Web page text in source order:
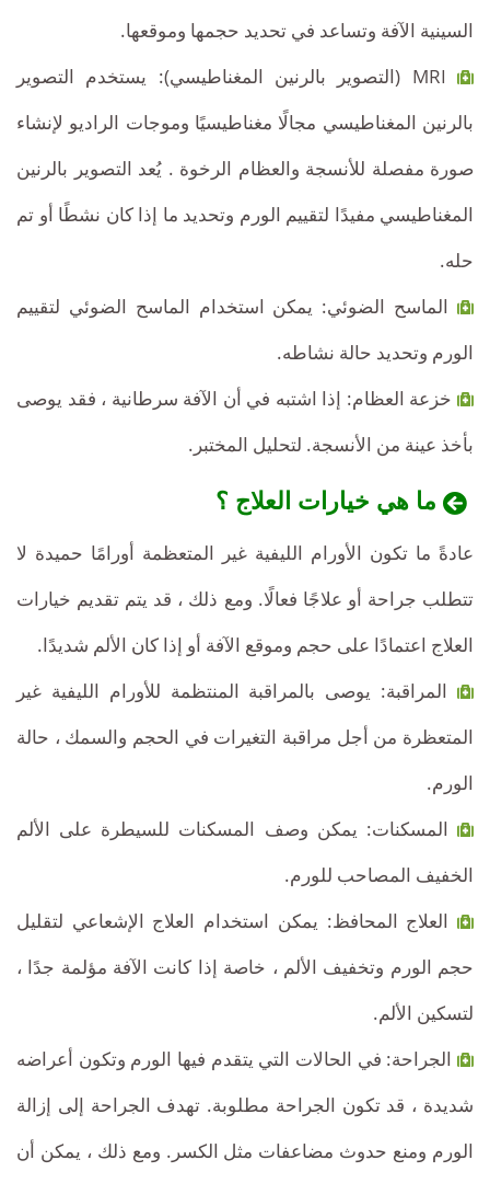
السينية الآفة وتساعد في تحديد حجمها وموقعها.
MRI (التصوير بالرنين المغناطيسي): يستخدم التصوير
بالرنين المغناطيسي مجالًا مغناطيسيًا وموجات الراديو لإنشاء
صورة مفصلة للأنسجة والعظام الرخوة . يُعد التصوير بالرنين
المغناطيسي مفيدًا لتقييم الورم وتحديد ما إذا كان نشطًا أو تم
حله.
الماسح الضوئي: يمكن استخدام الماسح الضوئي لتقييم
الورم وتحديد حالة نشاطه.
خزعة العظام: إذا اشتبه في أن الآفة سرطانية ، فقد يوصى
بأخذ عينة من الأنسجة. لتحليل المختبر.
ما هي خيارات العلاج ؟
عادةً ما تكون الأورام الليفية غير المتعظمة أورامًا حميدة لا
تتطلب جراحة أو علاجًا فعالًا. ومع ذلك ، قد يتم تقديم خيارات
العلاج اعتمادًا على حجم وموقع الآفة أو إذا كان الألم شديدًا.
المراقبة: يوصى بالمراقبة المنتظمة للأورام الليفية غير
المتعظرة من أجل مراقبة التغيرات في الحجم والسمك ، حالة
الورم.
المسكنات: يمكن وصف المسكنات للسيطرة على الألم
الخفيف المصاحب للورم.
العلاج المحافظ: يمكن استخدام العلاج الإشعاعي لتقليل
حجم الورم وتخفيف الألم ، خاصة إذا كانت الآفة مؤلمة جدًا ،
لتسكين الألم.
الجراحة: في الحالات التي يتقدم فيها الورم وتكون أعراضه
شديدة ، قد تكون الجراحة مطلوبة. تهدف الجراحة إلى إزالة
الورم ومنع حدوث مضاعفات مثل الكسر. ومع ذلك ، يمكن أن